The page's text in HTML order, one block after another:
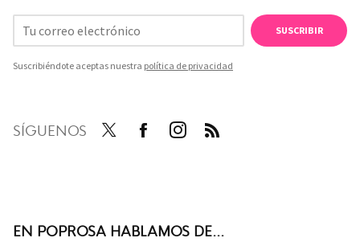
SUSCRIBIR
Suscribiéndote aceptas nuestra política de privacidad
SÍGUENOS
EN POPROSA HABLAMOS DE...